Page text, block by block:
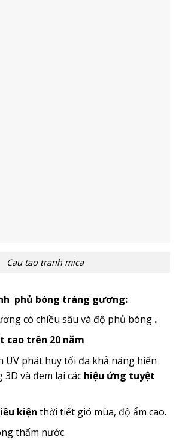
Cau tao tranh mica
phủ bóng tráng gương:
có chiều sâu và độ phủ bóng .
cao trên 20 năm
UV phát huy tối đa khả năng hiển
và đem lại các hiệu ứng tuyệt
kiện thời tiết gió mùa, độ ẩm cao.
thấm nước.